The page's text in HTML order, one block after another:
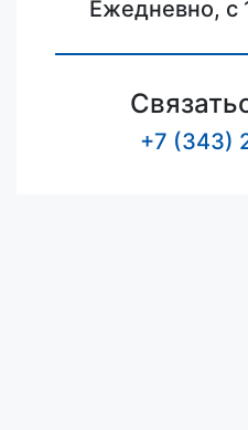
Ежедневно, с
+7 (343)